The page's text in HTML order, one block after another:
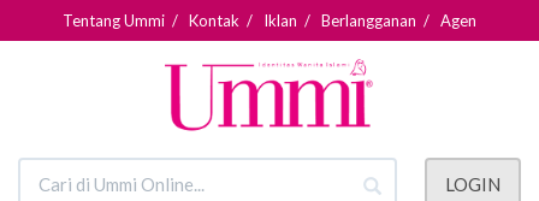
Tentang Ummi / Kontak / Iklan / Berlangganan / Agen
LOGIN